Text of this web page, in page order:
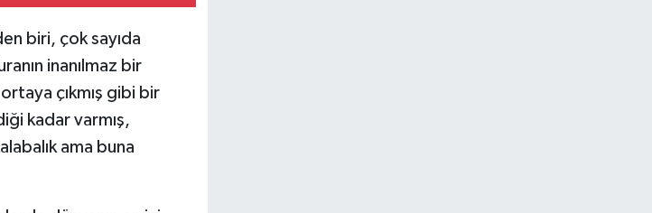
biri, çok sayıda
inanılmaz bir
çıkmış gibi bir
kadar varmış,
ama buna